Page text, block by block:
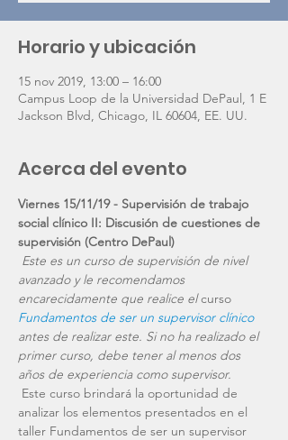
Horario y ubicación
15 nov 2019, 13:00 – 16:00
Campus Loop de la Universidad DePaul, 1 E
Jackson Blvd, Chicago, IL 60604, EE. UU.
Acerca del evento
Viernes 15/11/19 - Supervisión de trabajo
social clínico II: Discusión de cuestiones de
supervisión (Centro DePaul)
Este es un curso de supervisión de nivel
avanzado y le recomendamos
encarecidamente que realice el curso
Fundamentos de ser un supervisor clínico
antes de realizar este. Si no ha realizado el
primer curso, debe tener al menos dos
años de experiencia como supervisor.
analizar los elementos presentados en el
taller Fundamentos de ser un supervisor